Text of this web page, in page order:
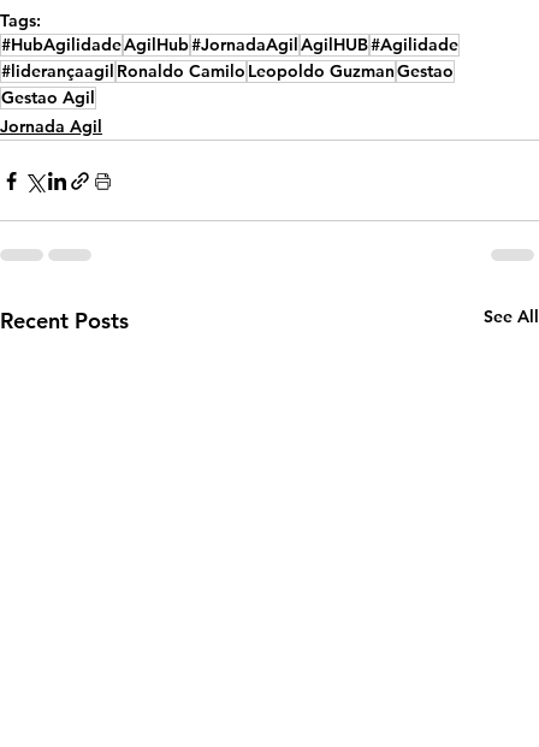
Tags:
#HubAgilidadeAgilHub#JornadaAgilAgilHUB#Agilidade
#liderançaagil Ronaldo Camilo Leopoldo GuzmanGestao
Gestao Agil
Jornada Agil
Recent Posts See All